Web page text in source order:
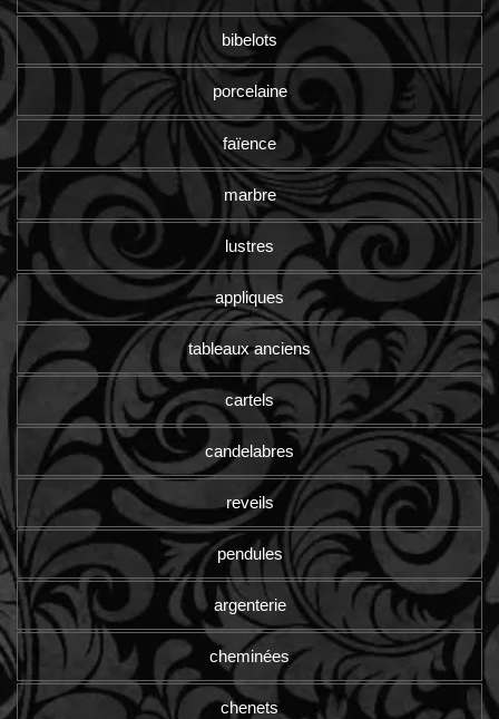
bibelots
porcelaine
faïence
marbre
lustres
appliques
tableaux anciens
cartels
candelabres
reveils
pendules
argenterie
cheminées
chenets